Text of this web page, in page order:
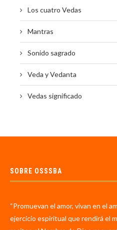
Los cuatro Vedas
Mantras
Sonido sagrado
Veda y Vedanta
Vedas significado
SOBRE OSSSBA
“Promuevan el amor, vivan en el
ejercicio espiritual que rendirá el